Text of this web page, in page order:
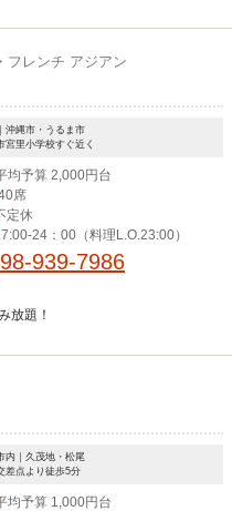
フレンチ アジアン
沖縄市・うるま市
宮里小学校すぐ近く
均予算 2,000円台
席
定休
24：00（料理L.O.23:00）
939-7986
放題！
内｜久茂地・松尾
差点より徒歩5分
均予算 1,000円台